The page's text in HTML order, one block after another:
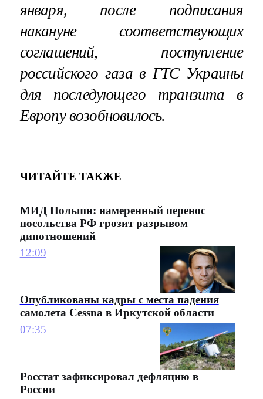
января, после подписания
накануне соответствующих
соглашений, поступление
российского газа в ГТС Украины
для последующего транзита в
Европу возобновилось.
ЧИТАЙТЕ ТАКЖЕ
МИД Польши: намеренный перенос
посольства РФ грозит разрывом
дипотношений
12:09
Опубликованы кадры с места падения
самолета Cessna в Иркутской области
07:35
Росстат зафиксировал дефляцию в
России